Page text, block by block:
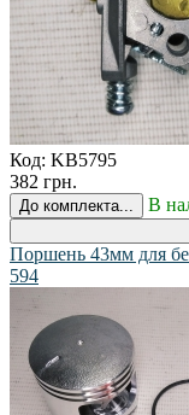
Код: KB5795
382 грн.
До комплекта... В
Поршень 43мм для
594